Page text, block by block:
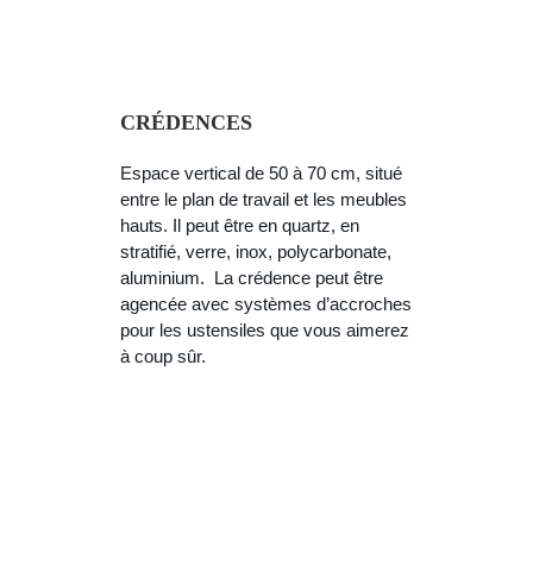
CRÉDENCES
Espace vertical de 50 à 70 cm, situé
entre le plan de travail et les meubles
hauts. Il peut être en quartz, en
stratifié, verre, inox, polycarbonate,
aluminium. La crédence peut être
agencée avec systèmes d’accroches
pour les ustensiles que vous aimerez
à coup sûr.